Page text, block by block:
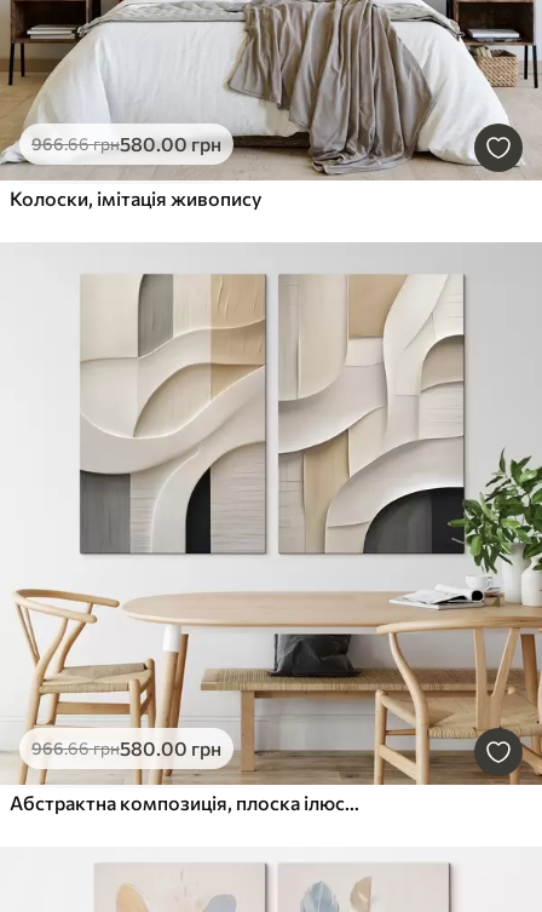
966.66грн580.00грн
Колоски, імітація живопису
966.66грн580.00 грн
Абстрактна композиція, плоска ілюстрація